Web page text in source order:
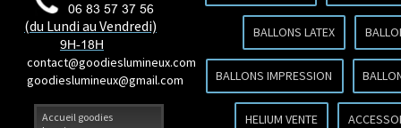
Accueil goodies
06 83 57 37 56
(du Lundi au Vendredi)
9H-18H
contact@goodieslumineux.com
goodieslumineux@gmail.com
BALLONS LATEX
BALLONS IMPRESSION
HELIUM VENTE